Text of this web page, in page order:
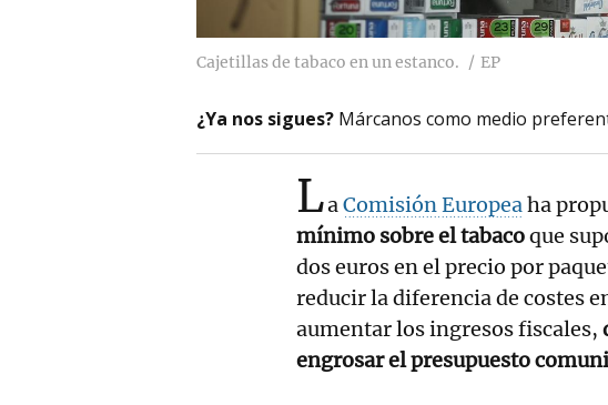
Cajetillas de tabaco en un estanco. EP
¿Ya nos sigues? Márcanos como medio
LaComisión Europeaha
mínimo sobre el tabacoque
dos euros en el precio por
reducir la diferencia de costes
aumentar los ingresos fiscales,
engrosar el presupuesto